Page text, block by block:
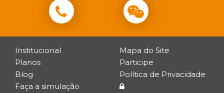
Institucional
Planos
Blog
Faça a simulação
Mapa do Site
Participe
Política de Privacidade